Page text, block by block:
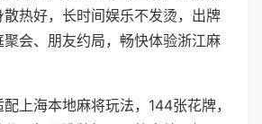
热好，长时间娱乐不发烫，出牌
会、朋友约局，畅快体验浙江麻
上海本地麻将玩法，144张花牌，